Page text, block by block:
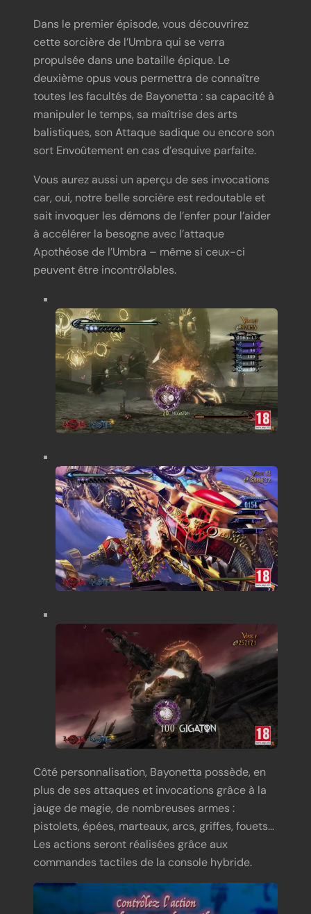
Dans le premier épisode, vous découvrirez
cette sorcière de l’Umbra qui se verra
propulsée dans une bataille épique. Le
deuxième opus vous permettra de connaître
toutes les facultés de Bayonetta : sa capacité à
manipuler le temps, sa maîtrise des arts
balistiques, son Attaque sadique ou encore son
sort Envoûtement en cas d’esquive parfaite.
Vous aurez aussi un aperçu de ses invocations
car, oui, notre belle sorcière est redoutable et
sait invoquer les démons de l’enfer pour l’aider
à accélérer la besogne avec l’attaque
Apothéose de l’Umbra – même si ceux-ci
peuvent être incontrôlables.
Côté personnalisation, Bayonetta possède, en
plus de ses attaques et invocations grâce à la
jauge de magie, de nombreuses armes :
pistolets, épées, marteaux, arcs, griffes, fouets…
Les actions seront réalisées grâce aux
commandes tactiles de la console hybride.